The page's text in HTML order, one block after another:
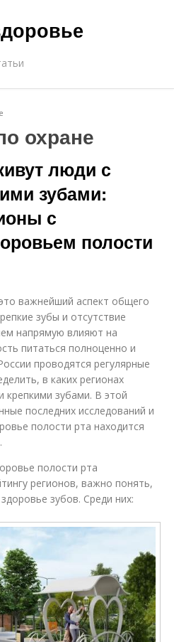
охране
люди с
зубами:
с
полости
важнейший аспект общего
зубы и отсутствие
напрямую влияют на
питаться полноценно и
проводятся регулярные
в каких регионах
зубами. В этой
последних исследований и
полости рта находится
полости рта
регионов, важно понять,
зубов. Среди них: